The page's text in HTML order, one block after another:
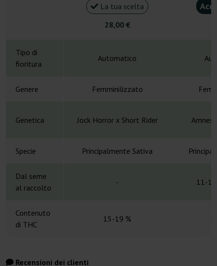
La tua scelta
28,00 €
Tipo di
fioritura
Automatico
Genere Femminilizzato
Genetica Jock Horror x Short Rider
Specie Principalmente Sativa
Dal seme
al raccolto
- 11-
Contenuto
di THC
15-19 %
Recensioni dei clienti